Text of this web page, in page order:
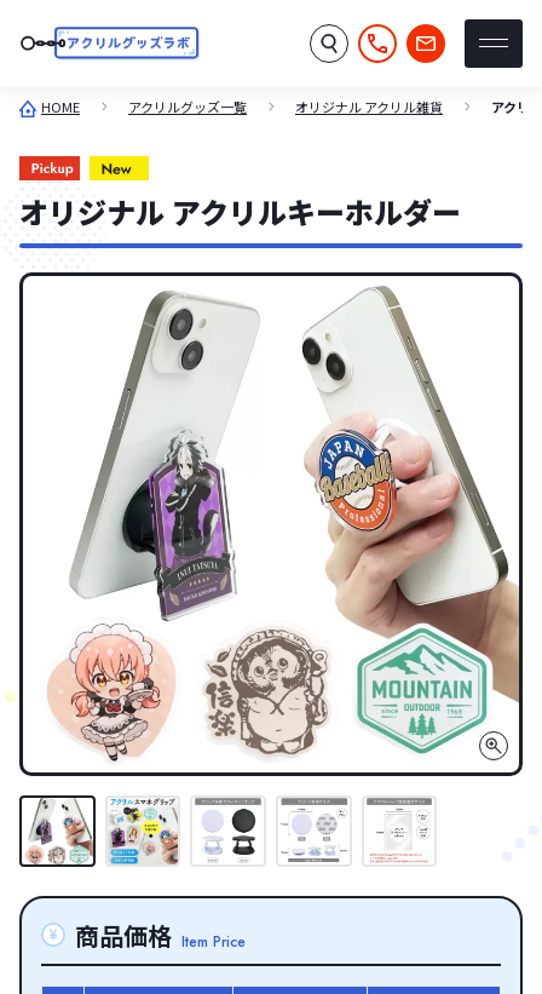
HOME アクリルグッズ一覧 オリジナル アクリル雑貨 アクリ
オリジナル アクリルキーホルダー
商品価格 Item Price